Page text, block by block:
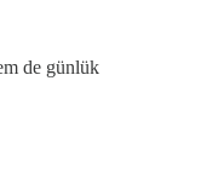
de günlük